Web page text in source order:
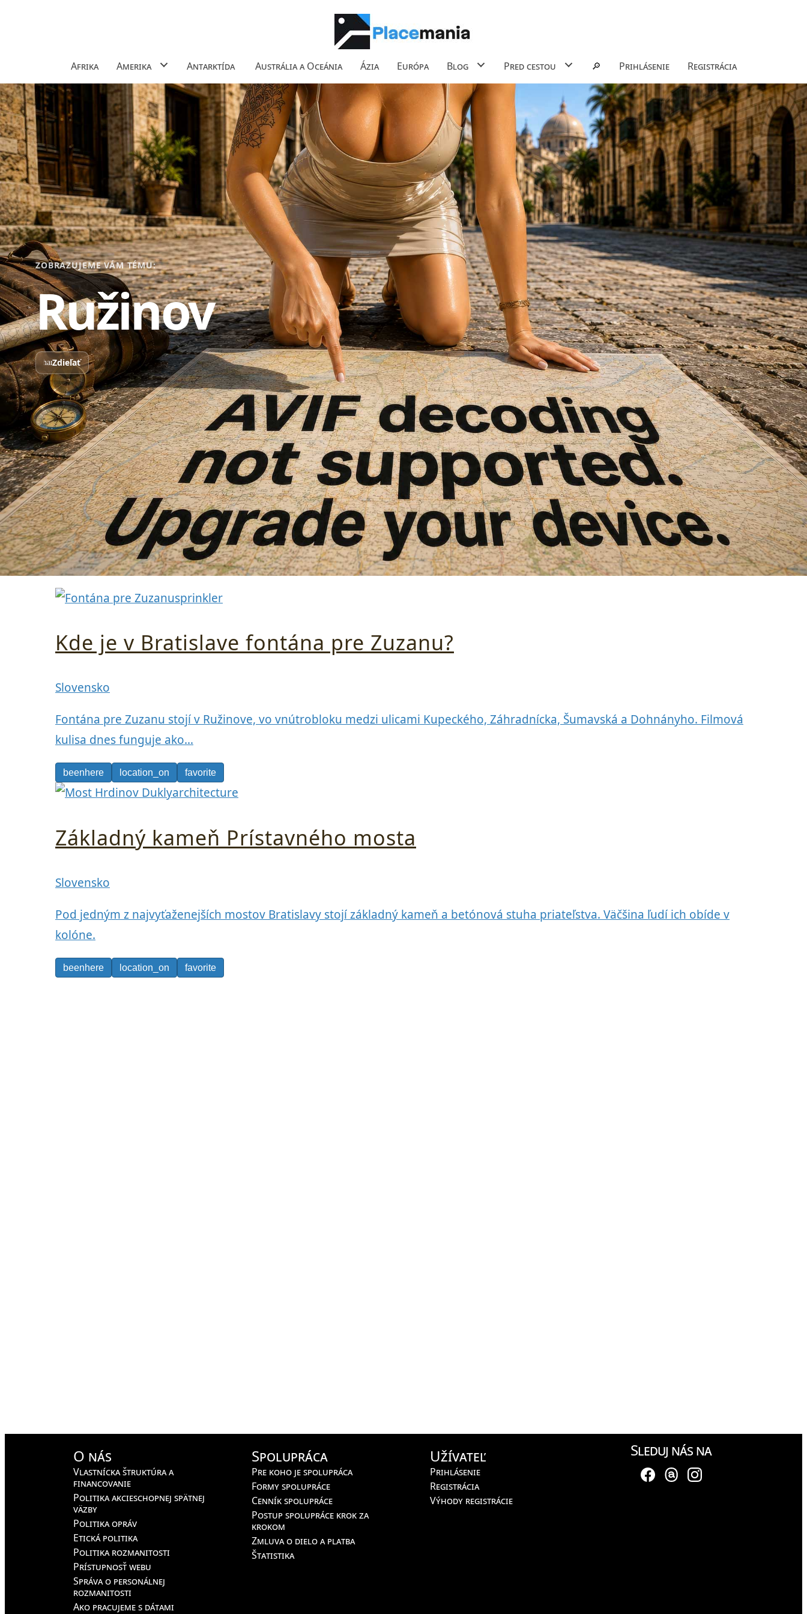
Afrika Amerika Antarktída Austrália a Oceánia Ázia Európa Blog Pred cestou 🔎 Prihlásenie Registrácia
ZOBRAZUJEME VÁM TÉMU:
Ružinov
shareZdieľať
sprinkler
Kde je v Bratislave fontána pre Zuzanu?
Slovensko
Fontána pre Zuzanu stojí v Ružinove, vo vnútrobloku medzi ulicami Kupeckého, Záhradnícka, Šumavská a Dohnányho. Filmová
kulisa dnes funguje ako…
beenhere location_on favorite
architecture
Základný kameň Prístavného mosta
Slovensko
Pod jedným z najvyťaženejších mostov Bratislavy stojí základný kameň a betónová stuha priateľstva. Väčšina ľudí ich obíde v
kolóne.
beenhere location_on favorite
O nás
Vlastnícka štruktúra a
financovanie
Politika akcieschopnej spätnej
väzby
Politika opráv
Etická politika
Politika rozmanitosti
Prístupnosť webu
Správa o personálnej
rozmanitosti
Ako pracujeme s dátami
Spolupráca
Pre koho je spolupráca
Formy spolupráce
Cenník spolupráce
Postup spolupráce krok za
krokom
Zmluva o dielo a platba
Štatistika
Užívateľ
Prihlásenie
Registrácia
Výhody registrácie
Sleduj nás na